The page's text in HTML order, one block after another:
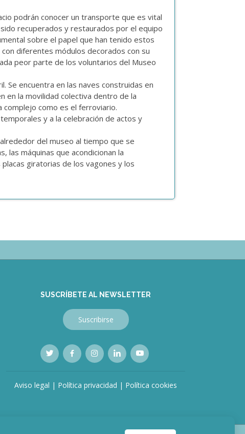
podrán conocer un transporte que es vital
recuperados y restaurados por el equipo
sobre el papel que han tenido estos
diferentes módulos decorados con su
peor parte de los voluntarios del Museo
Se encuentra en las naves construidas en
en la movilidad colectiva dentro de la
complejo como es el ferroviario.
y a la celebración de actos y
del museo al tiempo que se
máquinas que acondicionan la
giratorias de los vagones y los
SUSCRÍBETE AL NEWSLETTER
Suscribirse
Aviso legal | Política privacidad | Política cookies